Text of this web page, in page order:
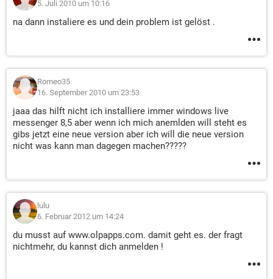
5. Juli 2010 um 10:16
na dann instaliere es und dein problem ist gelöst .
Romeo35
16. September 2010 um 23:53
jaaa das hilft nicht ich installiere immer windows live
messenger 8,5 aber wenn ich mich anemlden will steht es
gibs jetzt eine neue version aber ich will die neue version
nicht was kann man dagegen machen?????
lulu
6. Februar 2012 um 14:24
du musst auf www.olpapps.com. damit geht es. der fragt
nichtmehr, du kannst dich anmelden !